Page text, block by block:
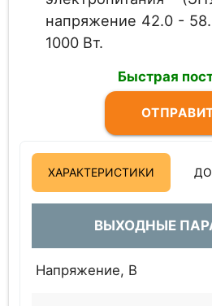
напряжение 42.0 -
1000 Вт.
Быстрая
ЗАПРОС
ХАРАКТЕРИСТИКИ
ВЫХОДНЫЕ
Напряжение, В